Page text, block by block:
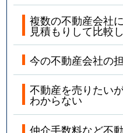
複数の不動産会社
見積もりして比較
今の不動産会社の
不動産を売りたい
わからない
仲介手数料など不